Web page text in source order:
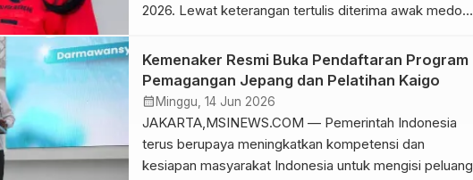
2026. Lewat keterangan tertulis diterima awak medoa
dari Partsi ademokrasi Indonesia Perjuangan ini
mengulasnya dengan apik. “Saya melihat Piala Dunia
2026 bukan sekadar ajang olahraga. Ini adalah
panggung dunia untuk […]
Kemenaker Resmi Buka Pendaftaran Program
Pemagangan Jepang dan Pelatihan Kaigo
calendar_month Minggu, 14 Jun 2026
JAKARTA,MSINEWS.COM — Pemerintah Indonesia
terus berupaya meningkatkan kompetensi dan
kesiapan masyarakat Indonesia untuk mengisi peluang